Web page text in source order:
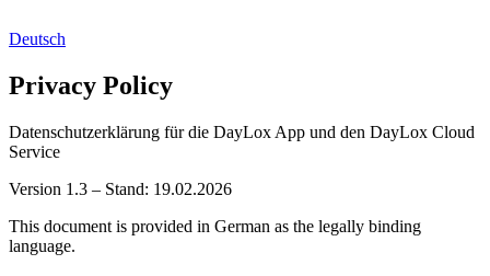
Deutsch
Privacy Policy
Datenschutzerklärung für die DayLox App und den DayLox Cloud
Service
Version 1.3 – Stand: 19.02.2026
This document is provided in German as the legally binding
language.